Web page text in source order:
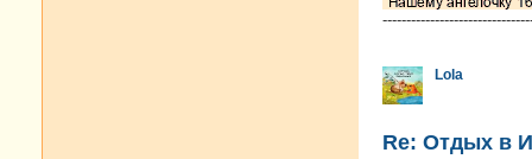
Lola
Re: Отдых в